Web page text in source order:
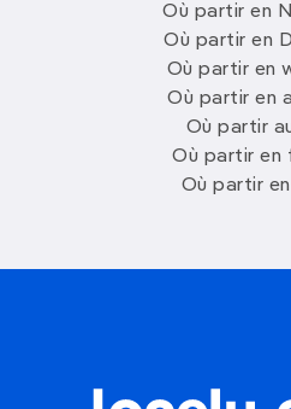
Où partir en
Où partir en
Où partir en
Où partir en
Où partir
Où partir en
Où partir